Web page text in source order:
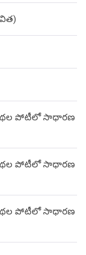
కథల పోటీలో సాధారణ
కథల పోటీలో సాధారణ
కథల పోటీలో సాధారణ